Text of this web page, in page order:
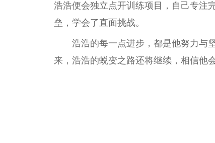
浩浩便会独立 点开训练项目，自己专注
垒，学会了直面挑战。
浩浩的每一点进步，都是他努力与
来，浩浩的蜕变之路还将继续，相信他